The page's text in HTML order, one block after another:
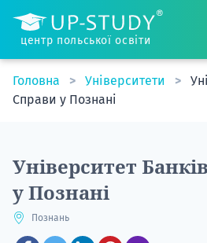
центр польської освіти
Головна Університети
Справи у Познані
Університет
у Познані
Познань